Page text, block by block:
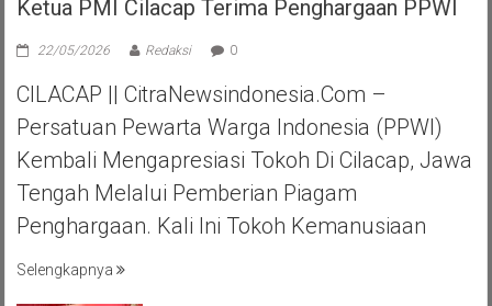
Ketua PMI Cilacap Terima Penghargaan PPWI
22/05/2026 Redaksi 0
CILACAP || CitraNewsindonesia.com –
Persatuan Pewarta Warga Indonesia (PPWI)
Kembali Mengapresiasi Tokoh Di Cilacap, Jawa
Tengah Melalui Pemberian Piagam
Penghargaan. Kali Ini Tokoh Kemanusiaan
Selengkapnya